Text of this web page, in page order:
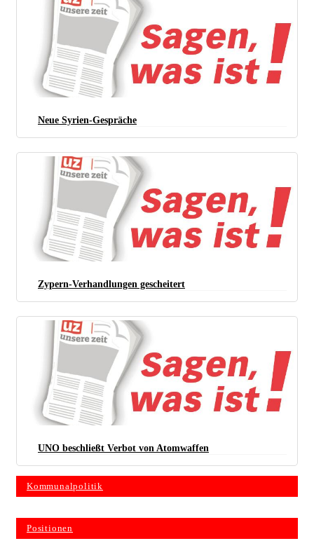
Neue Syrien-Gespräche
Zypern-Verhandlungen gescheitert
UNO beschließt Verbot von Atomwaffen
Kommunalpolitik
Positionen